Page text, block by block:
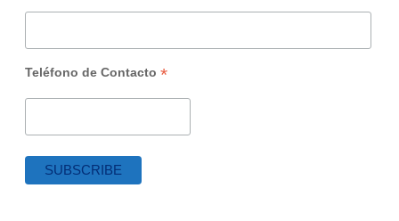
Teléfono de Contacto *